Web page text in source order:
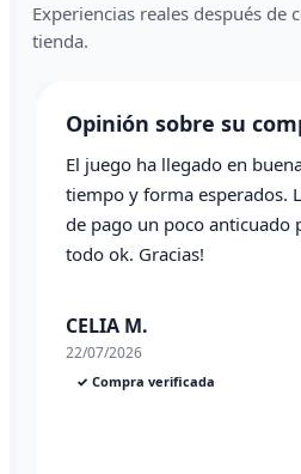
Experiencias reales después de
tienda.
Opinión sobre su
El juego ha llegado en
tiempo y forma esperados.
de pago un poco anticuado
todo ok. Gracias!
CELIA M.
22/07/2026
✓ Compra verificada